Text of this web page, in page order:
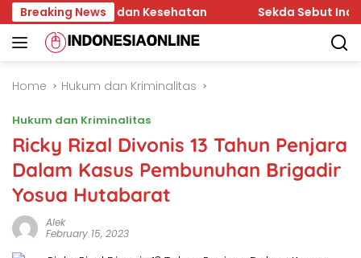
Skip
to
content
Breaking Newsdan Kesehatan Sekda Sebut Indeks
Home Hukum dan Kriminalitas
Hukum dan Kriminalitas
Ricky Rizal Divonis 13 Tahun Penjara
Dalam Kasus Pembunuhan Brigadir
Yosua Hutabarat
Alek
February 15, 2023